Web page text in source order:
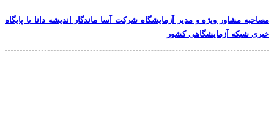
مصاحبه مشاور ویژه و مدیر آزمایشگاه شرکت آسا ماندگار اندیشه دانا با پایگاه
خبری شبکه آزمایشگاهی کشور